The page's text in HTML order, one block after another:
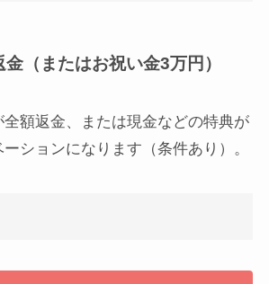
（またはお祝い金3万円）
額返金、または現金などの特典が
ションになります（条件あり）。